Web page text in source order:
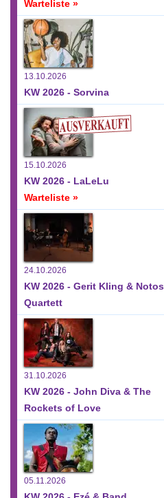
Warteliste »
13.10.2026
KW 2026 - Sorvina
15.10.2026
KW 2026 - LaLeLu
Warteliste »
24.10.2026
KW 2026 - Gerit Kling & Notos
Quartett
31.10.2026
KW 2026 - John Diva & The
Rockets of Love
05.11.2026